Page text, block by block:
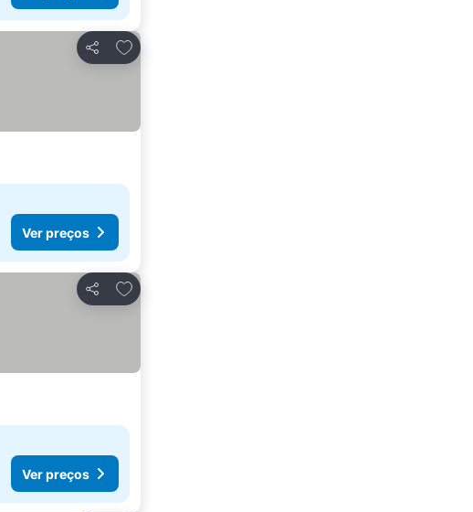
Partilhar
Adicionar aos favoritos
Ver preços
Partilhar
Adicionar aos favoritos
Ver preços